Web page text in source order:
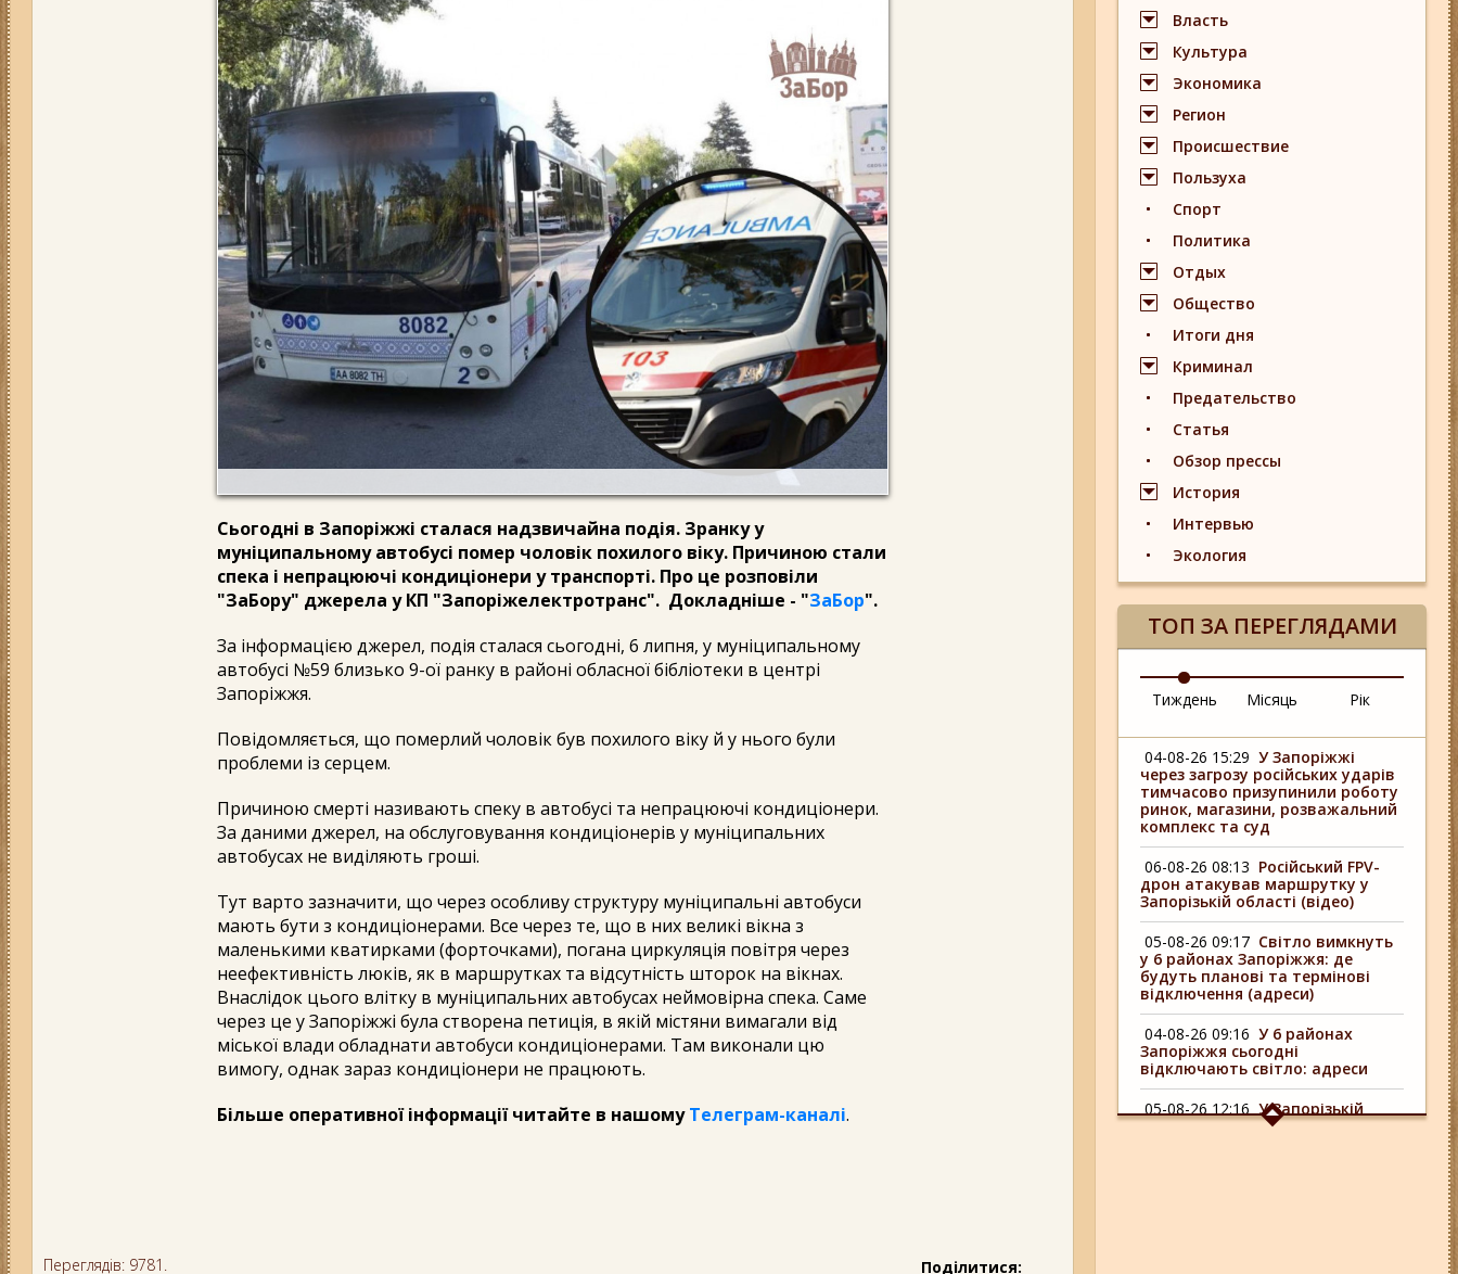
Сьогодні в Запоріжжі сталася надзвичайна подія. Зранку у
муніципальному автобусі помер чоловік похилого віку. Причиною стали
спека і непрацюючі кондиціонери у транспорті. Про це розповіли
"ЗаБору" джерела у КП "Запоріжелектротранс". Докладніше - "ЗаБор".
За інформацією джерел, подія сталася сьогодні, 6 липня, у муніципальному
автобусі №59 близько 9-ої ранку в районі обласної бібліотеки в центрі
Запоріжжя.
Повідомляється, що померлий чоловік був похилого віку й у нього були
проблеми із серцем.
Причиною смерті називають спеку в автобусі та непрацюючі кондиціонери.
За даними джерел, на обслуговування кондиціонерів у муніципальних
автобусах не виділяють гроші.
Тут варто зазначити, що через особливу структуру муніципальні автобуси
мають бути з кондиціонерами. Все через те, що в них великі вікна з
маленькими кватирками (форточками), погана циркуляція повітря через
неефективність люків, як в маршрутках та відсутність шторок на вікнах.
Внаслідок цього влітку в муніципальних автобусах неймовірна спека. Саме
через це у Запоріжжі була створена петиція, в якій містяни вимагали від
міської влади обладнати автобуси кондиціонерами. Там виконали цю
вимогу, однак зараз кондиціонери не працюють.
Більше оперативної інформації читайте в нашомуТелеграм-каналі.
Переглядів: 9781. Поділитися:
Власть
Культура
Экономика
Регион
Происшествие
Пользуха
Спорт
Политика
Отдых
Общество
Итоги дня
Криминал
Предательство
Статья
Обзор прессы
История
Интервью
Экология
ТОП ЗА ПЕРЕГЛЯДАМИ
Тиждень Місяць Рік
04-08-26 15:29 У Запоріжжі
через загрозу російських ударів
тимчасово призупинили роботу
ринок, магазини, розважальний
комплекс та суд
06-08-26 08:13 Російський FPV-
дрон атакував маршрутку у
Запорізькій області (відео)
05-08-26 09:17 Світло вимкнуть
у 6 районах Запоріжжя: де
будуть планові та термінові
відключення (адреси)
04-08-26 09:16 У 6 районах
Запоріжжя сьогодні
відключають світло: адреси
05-08-26 12:16 У Запорізькій
області ресторан оштрафували